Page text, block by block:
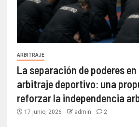
ARBITRAJE
La separación de poderes
arbitraje deportivo: una
reforzar la independencia
17 junio, 2026 admin 2